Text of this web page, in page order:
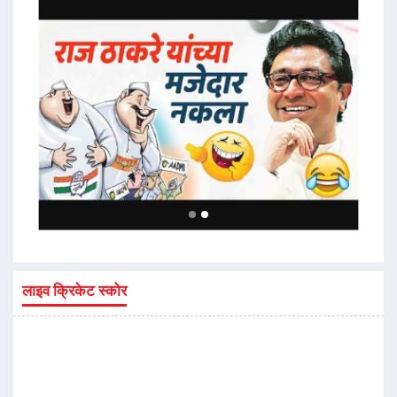
लाइव क्रिकेट स्कोर